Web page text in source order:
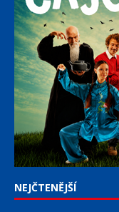
NEJČTENĚJŠÍ